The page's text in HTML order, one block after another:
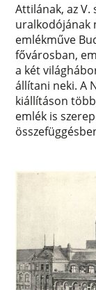
Attilának, az
uralkodójának
emlékműve
fővárosban,
a két
állítani neki. A
kiállításon
emlék is